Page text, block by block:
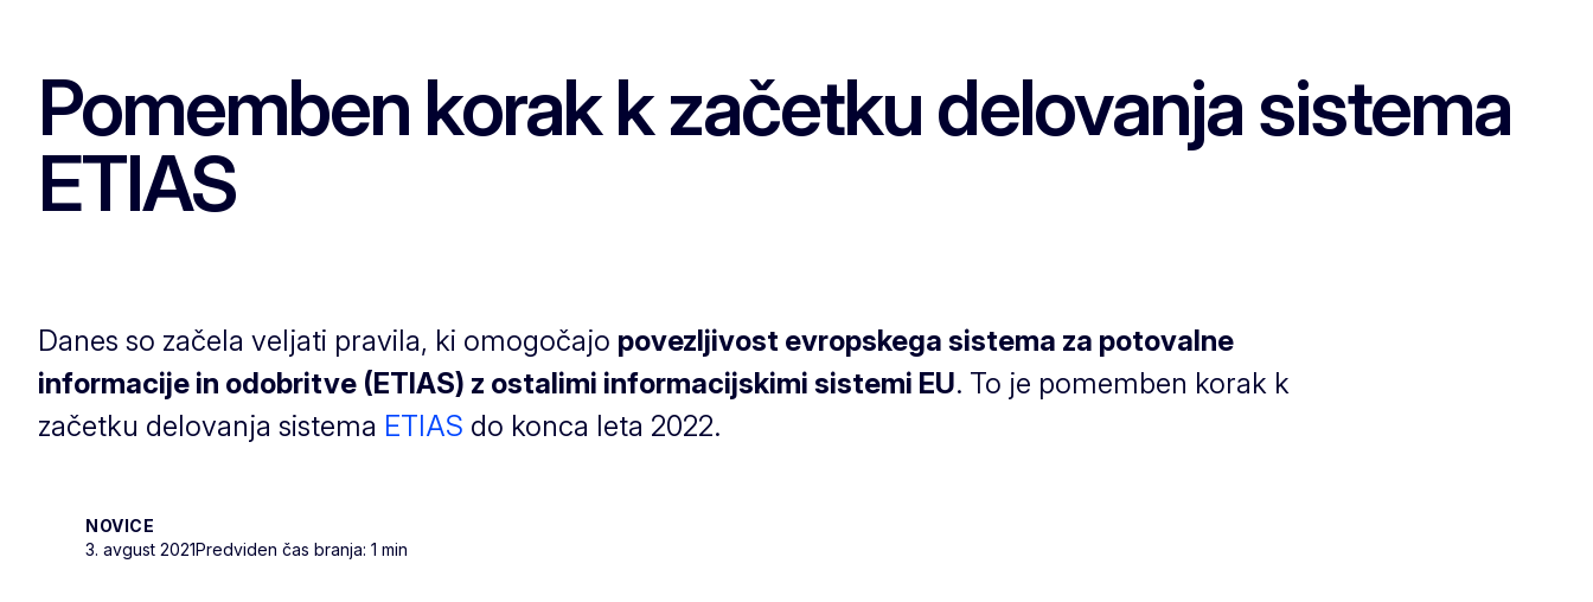
Pomemben korak k začetku delovanja sistema
ETIAS
Danes so začela veljati pravila, ki omogočajo povezljivost evropskega sistema za potovalne
informacije in odobritve (ETIAS) z ostalimi informacijskimi sistemi EU. To je pomemben korak k
začetku delovanja sistema ETIAS do konca leta 2022.
NOVICE
3. avgust 2021Predviden čas branja: 1 min